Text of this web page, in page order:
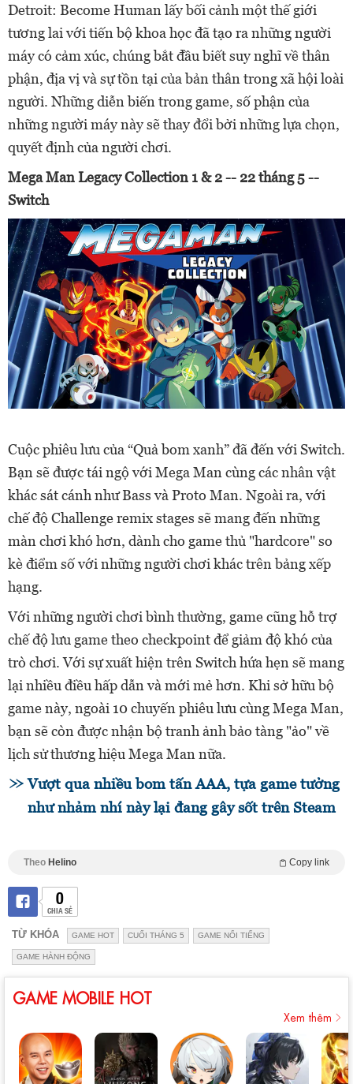
Detroit: Become Human lấy bối cảnh một thế giới
tương lai với tiến bộ khoa học đã tạo ra những người
máy có cảm xúc, chúng bắt đầu biết suy nghĩ về thân
phận, địa vị và sự tồn tại của bản thân trong xã hội loài
người. Những diễn biến trong game, số phận của
những người máy này sẽ thay đổi bởi những lựa chọn,
quyết định của người chơi.
Mega Man Legacy Collection 1 & 2 -- 22 tháng 5 --
Switch
Cuộc phiêu lưu của “Quả bom xanh” đã đến với Switch.
Bạn sẽ được tái ngộ với Mega Man cùng các nhân vật
khác sát cánh như Bass và Proto Man. Ngoài ra, với
chế độ Challenge remix stages sẽ mang đến những
màn chơi khó hơn, dành cho game thủ "hardcore" so
kè điểm số với những người chơi khác trên bảng xếp
hạng.
Với những người chơi bình thường, game cũng hỗ trợ
chế độ lưu game theo checkpoint để giảm độ khó của
trò chơi. Với sự xuất hiện trên Switch hứa hẹn sẽ mang
lại nhiều điều hấp dẫn và mới mẻ hơn. Khi sở hữu bộ
game này, ngoài 10 chuyến phiêu lưu cùng Mega Man,
bạn sẽ còn được nhận bộ tranh ảnh bảo tàng "ảo" về
lịch sử thương hiệu Mega Man nữa.
Vượt qua nhiều bom tấn AAA, tựa game tưởng
như nhảm nhí này lại đang gây sốt trên Steam
Theo Helino Copy link
0
CHIA SẺ
TỪ KHÓA GAME HOT CUỐI THÁNG 5 GAME NỔI TIẾNG
GAME HÀNH ĐỘNG
GAME MOBILE HOT
Xem thêm